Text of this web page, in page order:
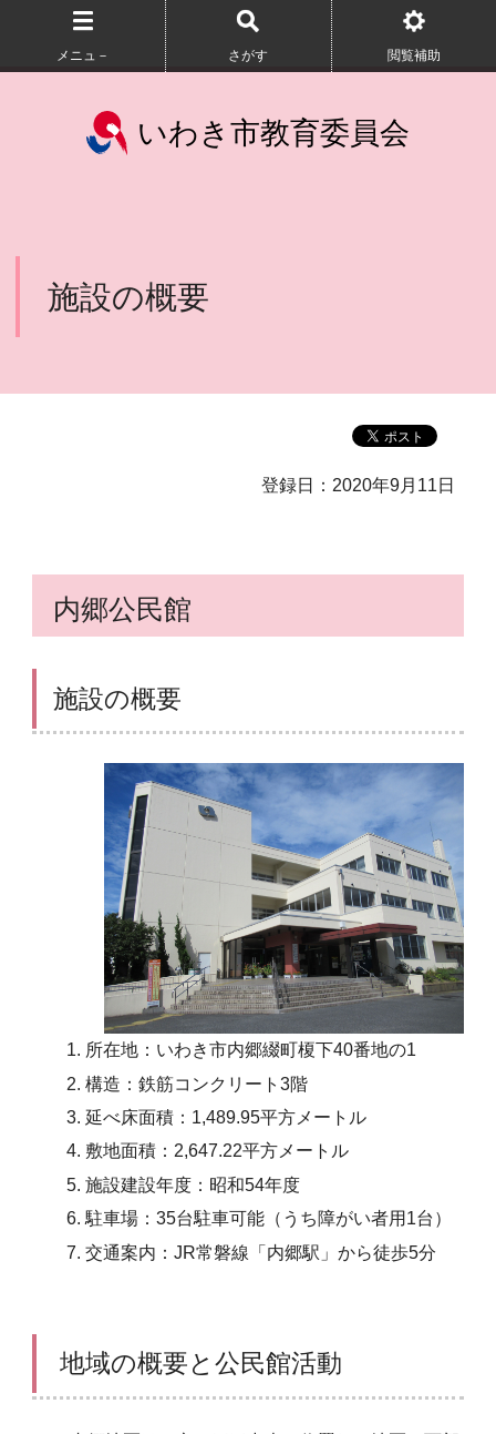
メニュ－ さがす 閲覧補助
いわき市教育委員会
施設の概要
登録日：2020年9月11日
内郷公民館
施設の概要
所在地：いわき市内郷綴町榎下40番地の1
構造：鉄筋コンクリート3階
延べ床面積：1,489.95平方メートル
敷地面積：2,647.22平方メートル
施設建設年度：昭和54年度
駐車場：35台駐車可能（うち障がい者用1台）
交通案内：JR常磐線「内郷駅」から徒歩5分
地域の概要と公民館活動